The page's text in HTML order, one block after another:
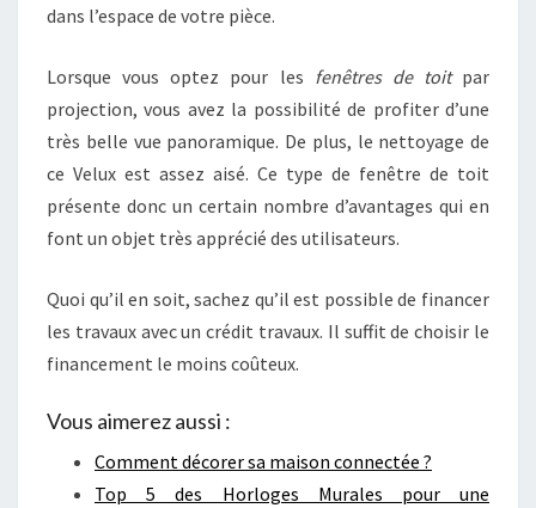
dans l’espace de votre pièce.
Lorsque vous optez pour les fenêtres de toitpar
projection, vous avez la possibilité de profiter d’une
très belle vue panoramique. De plus, le nettoyage de
ce Velux est assez aisé. Ce type de fenêtre de toit
présente donc un certain nombre d’avantages qui en
font un objet très apprécié des utilisateurs.
Quoi qu’il en soit, sachez qu’il est possible de financer
les travaux avec un crédit travaux. Il suffit de choisir le
financement le moins coûteux.
Vous aimerez aussi :
Comment décorer sa maison connectée ?
Top 5 des Horloges Murales pour une